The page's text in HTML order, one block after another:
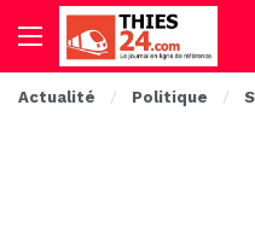
Actualité Politique